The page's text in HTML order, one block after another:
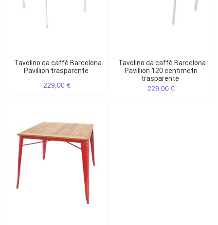
Tavolino da caffè Barcelona
Pavillion trasparente
229,00 €
Tavolino da caffè Barcelona
Pavillion 120 centimetri
trasparente
229,00 €